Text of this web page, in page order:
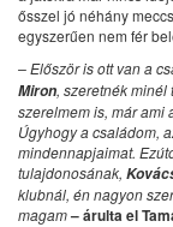
ősszel jó néhány
egyszerűen nem fér
– Először is ott van a
Miron, szeretnék
szerelmem is, már ami
Úgyhogy a családom,
mindennapjaimat.
tulajdonosának,
klubnál, én nagyon
magam– árulta el